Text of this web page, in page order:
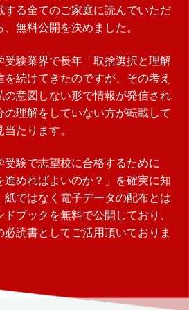
する全てのご家庭に読んでいただ
無料公開を決めました。
受験業界で長年「取捨選択と理解
続けてきたのですが、その考え
の意図しない形で情報が発信され
の理解をしていない方が転載して
たります。
受験で志望校に合格するために
進めればよいのか？」を確実に知
紙ではなく電子データの配布とは
ブックを無料で公開しており、
読書としてご活用頂いておりま